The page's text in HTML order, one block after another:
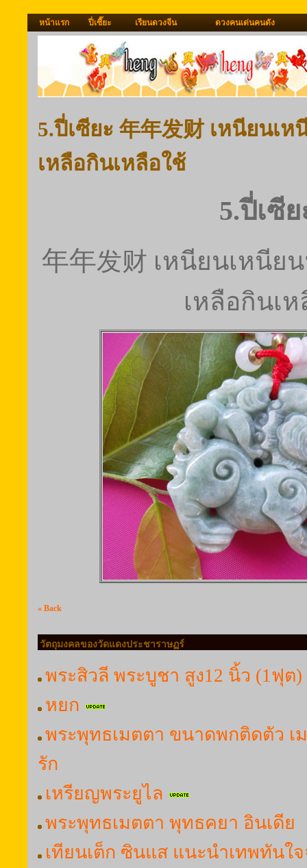
หน้าแรก ปี่เซี๊ยะ เรียนดวงจีน ดวงคนเด่นคนดัง
5.ปี่เซียะ 年年发财 เหนียนเ
เหลือกินเหลือใช้
5.ปี่เซีย
年年发财 เหนียนเหนีย
เหลือกินเ
« Back
วัตถุมงคลของวัดแดงประชาราษฏร์
พระสิวลี พระบูชา สูง12 นิ้ว (1ฟุต)
หยก
พระพุทธเมตตา ขนาดพกติดตัว
รัก
เหรียญพระยูไล
พระพุทธเมตตา พุทธคยา อินเดีย
เทียนเต็ก ซินแส แนะนำเทพทันใ